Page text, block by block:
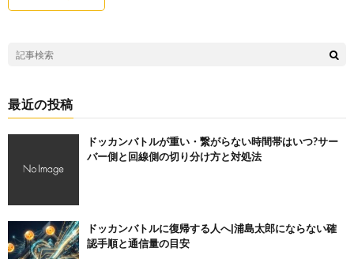
最近の投稿
ドッカンバトルが重い・繋がらない時間帯はいつ?サー
バー側と回線側の切り分け方と対処法
ドッカンバトルに復帰する人へ|浦島太郎にならない確
認手順と通信量の目安